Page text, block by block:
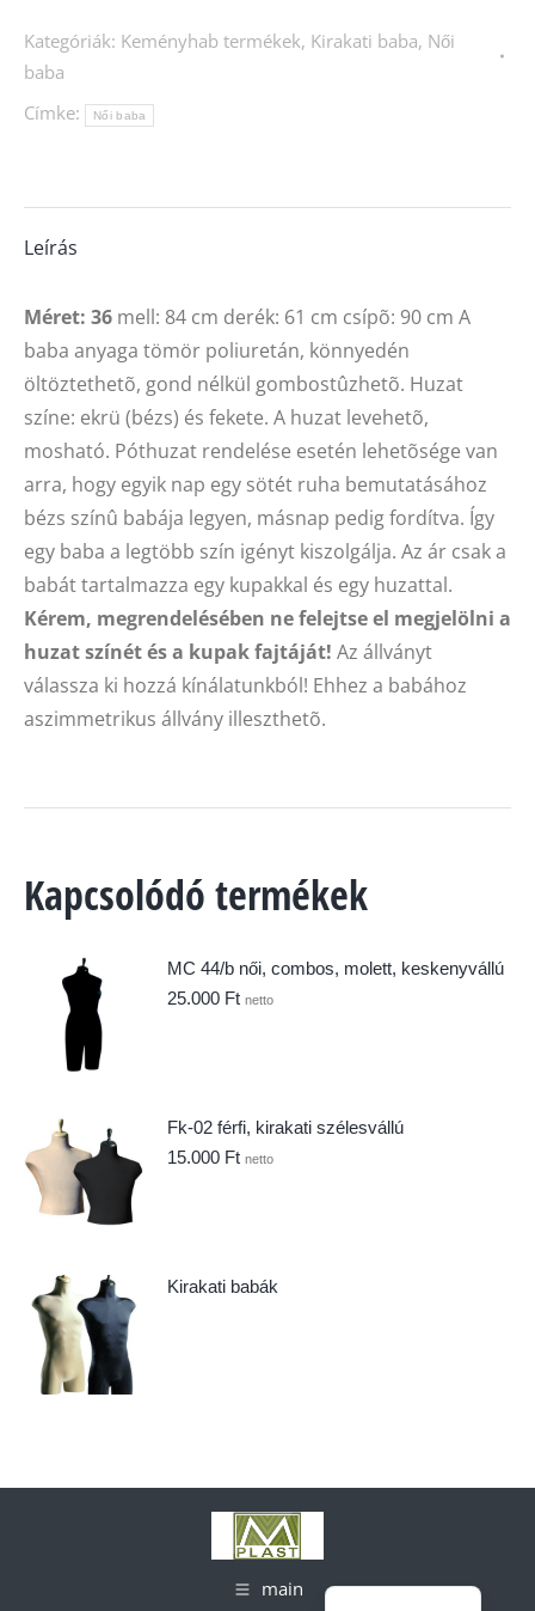
,
combos,
keskenyvállú
Kategóriák: Keményhab termékek, Kirakati baba, Női
baba
Címke:
Női baba
Leírás
Méret: 36 mell: 84 cm derék: 61 cm csípõ: 90 cm A
baba anyaga tömör poliuretán, könnyedén
öltöztethetõ, gond nélkül gombostûzhetõ. Huzat
színe: ekrü (bézs) és fekete. A huzat levehetõ,
mosható. Póthuzat rendelése esetén lehetõsége van
arra, hogy egyik nap egy sötét ruha bemutatásához
bézs színû babája legyen, másnap pedig fordítva. Így
egy baba a legtöbb szín igényt kiszolgálja. Az ár csak a
babát tartalmazza egy kupakkal és egy huzattal.
Kérem, megrendelésében ne felejtse el megjelölni a
huzat színét és a kupak fajtáját! Az állványt
válassza ki hozzá kínálatunkból! Ehhez a babához
aszimmetrikus állvány illeszthetõ.
Kapcsolódó termékek
MC 44/b női, combos, molett, keskenyvállú
25.000 Ft netto
Fk-02 férfi, kirakati szélesvállú
15.000 Ft netto
Kirakati babák
main